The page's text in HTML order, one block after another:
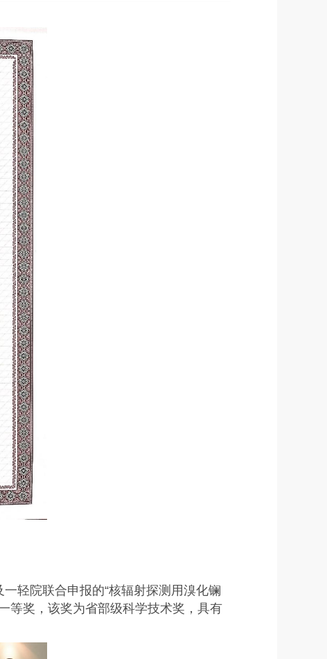
轻院联合申报的“核辐射探测用溴化镧
等奖，该奖为省部级科学技术奖，具有